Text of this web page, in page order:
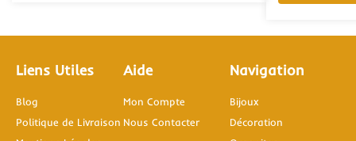
Liens Utiles
Blog
Politique de Livraison
Aide
Mon Compte
Nous Contacter
Navigation
Bijoux
Décoration